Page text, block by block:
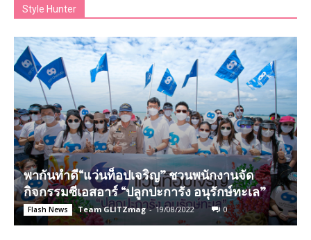
Style Hunter
พากันทำดี“แว่นท็อปเจริญ” ชวนพนักงานจัด
กิจกรรมซีเอสอาร์ “ปลูกปะการัง อนุรักษ์ทะเล”
Flash News Team GLITZmag - 19/08/2022 0